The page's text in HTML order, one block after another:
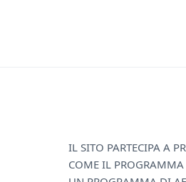
IL SITO PARTECIPA A
COME IL